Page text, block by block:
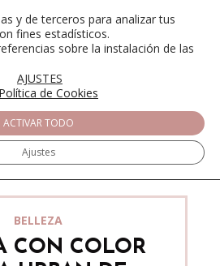
BELLEZA
CON COLOR
y de terceros para analizar tus
fines estadísticos.
sobre la instalación de las
AJUSTES
Política de Cookies
ACTIVAR TODO
Ajustes